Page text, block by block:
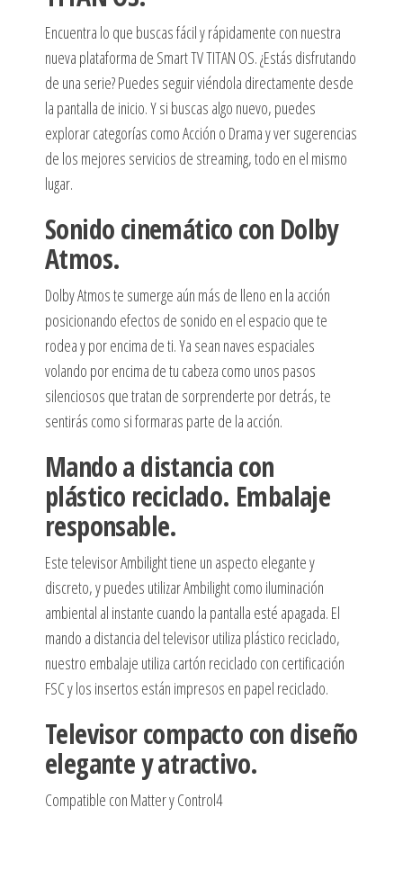
Encuentra lo que buscas fácil y rápidamente con nuestra
nueva plataforma de Smart TV TITAN OS. ¿Estás disfrutando
de una serie? Puedes seguir viéndola directamente desde
la pantalla de inicio. Y si buscas algo nuevo, puedes
explorar categorías como Acción o Drama y ver sugerencias
de los mejores servicios de streaming, todo en el mismo
lugar.
Sonido cinemático con Dolby
Atmos.
Dolby Atmos te sumerge aún más de lleno en la acción
posicionando efectos de sonido en el espacio que te
rodea y por encima de ti. Ya sean naves espaciales
volando por encima de tu cabeza como unos pasos
silenciosos que tratan de sorprenderte por detrás, te
sentirás como si formaras parte de la acción.
Mando a distancia con
plástico reciclado. Embalaje
responsable.
Este televisor Ambilight tiene un aspecto elegante y
discreto, y puedes utilizar Ambilight como iluminación
ambiental al instante cuando la pantalla esté apagada. El
mando a distancia del televisor utiliza plástico reciclado,
nuestro embalaje utiliza cartón reciclado con certificación
FSC y los insertos están impresos en papel reciclado.
Televisor compacto con diseño
elegante y atractivo.
Compatible con Matter y Control4